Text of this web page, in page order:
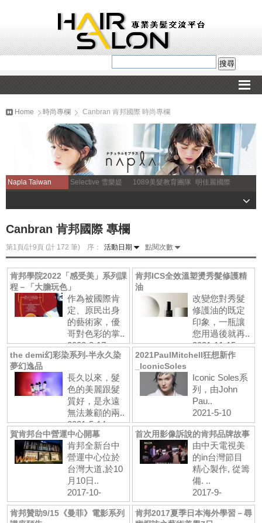
Home 時尚專欄 Canbran 肯邦國際 時尚專欄
Napla Taiwan Selective 雪樂媞 1089美髮教育團隊 明佳麗國際
Canbran 肯邦國際 專欄
第1頁/計9頁 (計 172 筆) 序： 活動日期 點閱次數
肯邦學院2022「感受美」系列課
程－「大膽玩色」
作為被國際肯
定、原民出身
的藝術家，優
哥對色彩的掌..
2022-2-17
肯邦ICS全效溫塑燙秀髮修護精
油
改變您對秀髮
修護油的既定
印象，一瓶讓
您用過後就再..
2021-11-15
the demi幻彩染系列-半永久染
夢幻逸品
長久以來，髮
色的美麗跟髮
質好，是永遠
無法兼顧的兩..
2021-5-14
2021PaulMitchell狂想新作
_IconicSoles
Iconic Soles系
列，由John
Pau..
2021-5-10
賀肯邦台中營運中心開幕
肯邦全新台中
營運中心位於
台灣大道,於10
月10日..
2017-10-
10 閱:859
首次用影像訴說的肯邦品牌故事
由中天電視美
的in台灣節目
精心製作, 從籌
備. ..
2017-9-
27 閱:459
肯邦贊助9/15《曼菲》電影系列
肯邦2017夏季日本海外學習－尋